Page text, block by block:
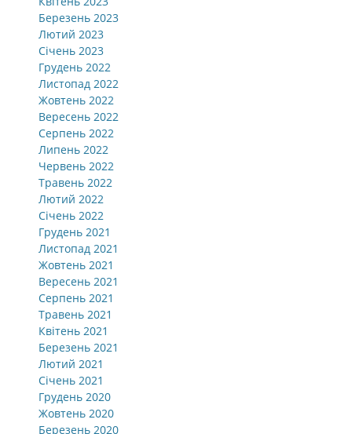
Березень 2023
Лютий 2023
Січень 2023
Грудень 2022
Листопад 2022
Жовтень 2022
Вересень 2022
Серпень 2022
Липень 2022
Червень 2022
Травень 2022
Лютий 2022
Січень 2022
Грудень 2021
Листопад 2021
Жовтень 2021
Вересень 2021
Серпень 2021
Травень 2021
Квітень 2021
Березень 2021
Лютий 2021
Січень 2021
Грудень 2020
Жовтень 2020
Березень 2020